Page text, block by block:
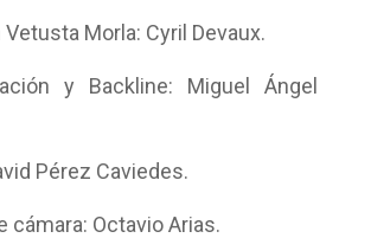
Morla: Cyril Devaux.
y Backline: Miguel Ángel
Pérez Caviedes.
cámara: Octavio Arias.